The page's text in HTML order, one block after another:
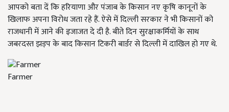
आपको बता दें कि हरियाणा और पंजाब के किसान नए कृषि कानूनों के
खिलाफ अपना विरोध जता रहे हैं. ऐसे में दिल्ली सरकार ने भी किसानों को
राजधानी में आने की इजाजत दे दी है. बीते दिन सुरक्षाकर्मियों के साथ
जबरदस्त झड़प के बाद किसान टिकरी बार्डर से दिल्ली में दाखिल हो गए थे.
Farmer